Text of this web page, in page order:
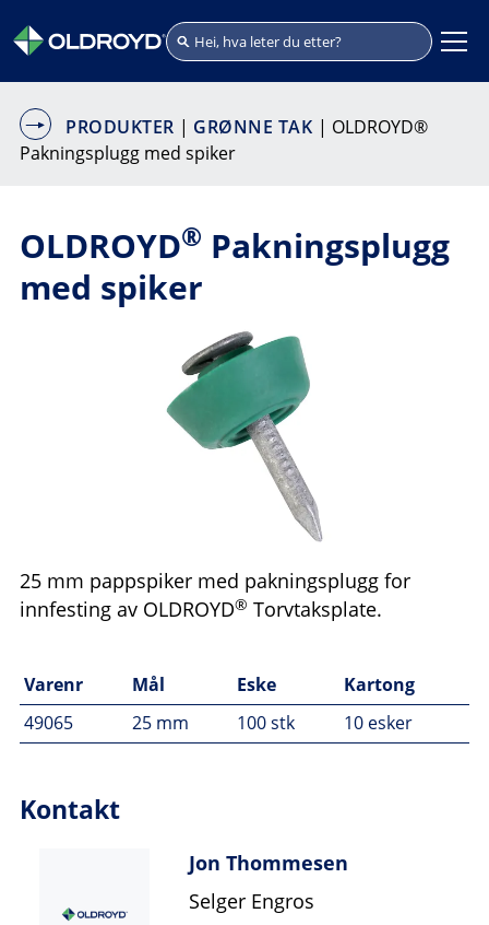
PRODUKTER | GRØNNE TAK | OLDROYD®
Pakningsplugg med spiker
OLDROYD® Pakningsplugg
med spiker
25 mm pappspiker med pakningsplugg for
innfesting av OLDROYD® Torvtaksplate.
Varenr Mål Eske
Kartong
49065
25 mm 100 stk 10 esker
Kontakt
Jon Thommesen
Selger Engros